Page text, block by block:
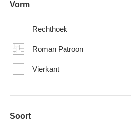
Vorm
Rechthoek
Roman Patroon
Vierkant
Soort